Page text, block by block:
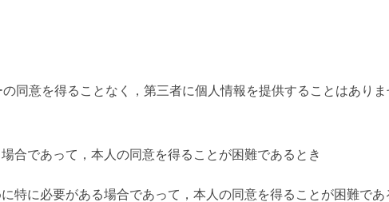
同意を得ることなく，第三者に個人情報を提供することはあり
合であって，本人の同意を得ることが困難であるとき
特に必要がある場合であって，本人の同意を得ることが困難であ